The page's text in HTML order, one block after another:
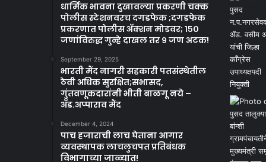
धार्मिक भावना दुखावल्या प्रकरणी चक्क
पोलीस स्टेशनवरच दगडफेक ;दगडफेक
प्रकरणात पोलीस अ‍ॅक्शन मोडवर; १५०
जणांविरुद्ध गुन्हे दाखल तर ९ जण अटक!
September 29, 2025
भारती मैंद नागरी सहकारी पतसंस्थेतील
ठेवी अधिक सुरक्षित;सभासद,
गुंतवणूकदारांनी भीती बाळगू नये –
ॲड.अप्पाराव मैंद
December 4, 2024
पाच हजाराची लाच घेताना आगार
व्यवस्थापक लाचलुचपत प्रतिबंधक
विभागाच्या जाळ्यात!